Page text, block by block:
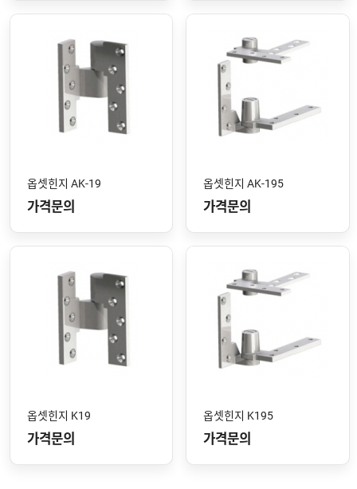
옵셋힌지 AK-19
가격문의
옵셋힌지 AK-195
가격문의
옵셋힌지 K19
가격문의
옵셋힌지 K195
가격문의